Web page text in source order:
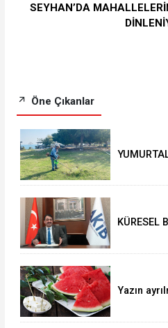
SEYHAN’DA
Öne Çıkanlar
KÜRESEL
Yazın